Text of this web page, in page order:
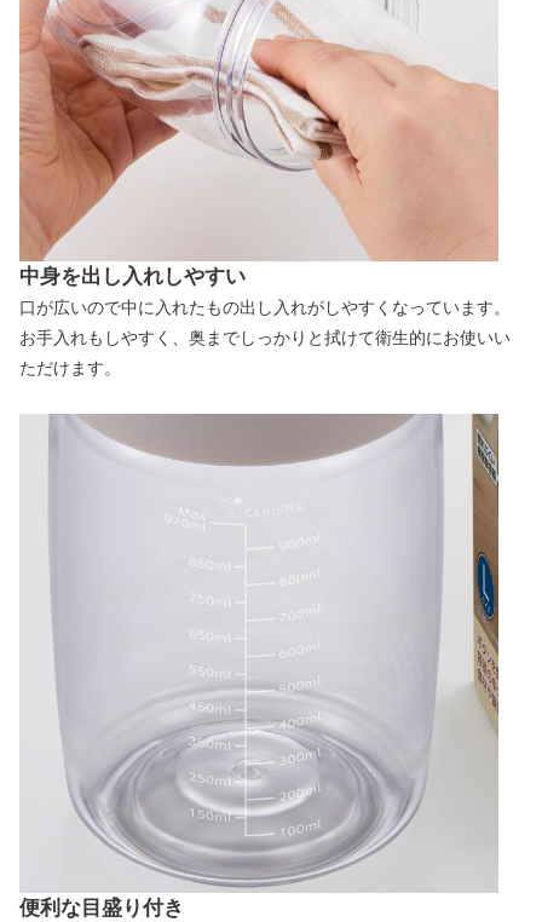
中身を出し入れしやすい
口が広いので中に入れたもの出し入れがしやすくなっています。
お手入れもしやすく、奥までしっかりと拭けて衛生的にお使いい
ただけます。
便利な目盛り付き